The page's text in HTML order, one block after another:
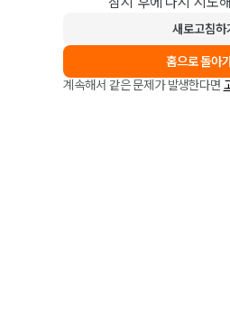
새로고침하
홈으로 돌아
계속해서 같은 문제가 발생한다면